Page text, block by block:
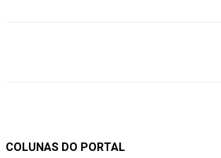
COLUNAS DO PORTAL